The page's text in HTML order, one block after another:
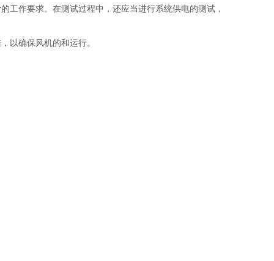
工作要求。在测试过程中，还应当进行系统供电的测试，
以确保风机的和运行。